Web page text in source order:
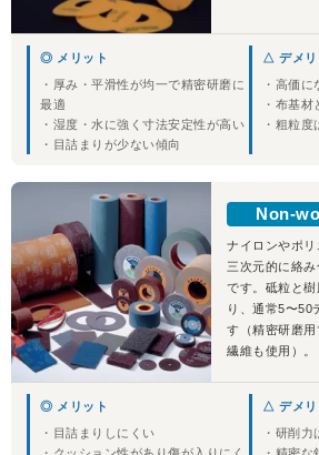
◎ メリット
・厚み・平滑性が均一で精密研磨に
最適
・湿度・水に強く寸法安定性が高い
・目詰まりが少ない傾向
△ デメリ
・高価
・布基
・粗粒
Non-
ナイロンやポ
三次元的に絡
です。砥粒と
り、通常5〜50
す（精密研磨
繊維も使用）。
◎ メリット
・目詰まりしにくい
△ デメリ
・研削